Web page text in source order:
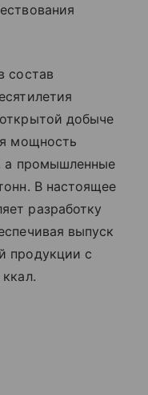
состав
добыче
мощность
а промышленные
В настоящее
разработку
выпуск
продукции с